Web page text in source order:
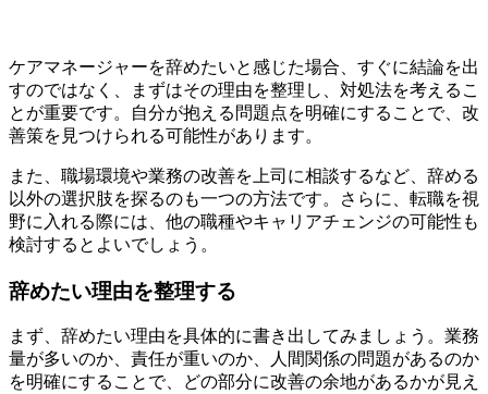
ケアマネージャーを辞めたいと感じた場合、すぐに結論を出
すのではなく、まずはその理由を整理し、対処法を考えるこ
とが重要です。自分が抱える問題点を明確にすることで、改
善策を見つけられる可能性があります。
また、職場環境や業務の改善を上司に相談するなど、辞める
以外の選択肢を探るのも一つの方法です。さらに、転職を視
野に入れる際には、他の職種やキャリアチェンジの可能性も
検討するとよいでしょう。
辞めたい理由を整理する
まず、辞めたい理由を具体的に書き出してみましょう。業務
量が多いのか、責任が重いのか、人間関係の問題があるのか
を明確にすることで、どの部分に改善の余地があるかが見え